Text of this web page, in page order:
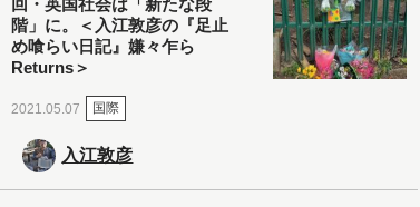
回・英国社会は「新たな段
階」に。＜入江敦彦の『足止
め喰らい日記』嫌々乍ら
Returns＞
2021.05.07 国際
入江敦彦